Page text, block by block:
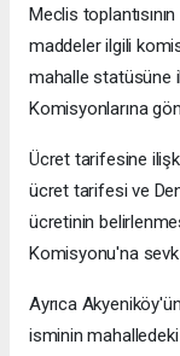
Meclis
maddeler ilgili
mahalle statüsüne
Komisyonlarına
Ücret tarifesine
ücret tarifesi ve
ücretinin
Komisyonu'na sevk
Ayrıca
isminin